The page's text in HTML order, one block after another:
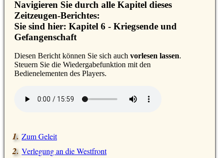
Navigieren Sie durch alle Kapitel dieses
Zeitzeugen-Berichtes:
Sie sind hier: Kapitel 6 - Kriegsende und
Gefangenschaft
Diesen Bericht können Sie sich auch vorlesen lassen.
Steuern Sie die Wiedergabefunktion mit den
Bedienelementen des Players.
Zum Geleit
Verlegung an die Westfront